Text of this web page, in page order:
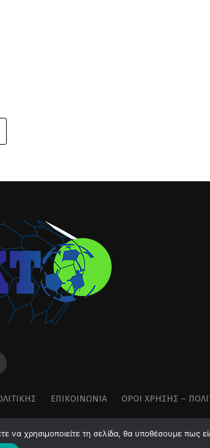
ΕΠΙΚΟΙΝΩΝΊΑ ΌΡΟΙ ΧΡΉΣΗΣ –
χρησιμοποιείτε τη σελίδα, θα υποθέσουμε πως